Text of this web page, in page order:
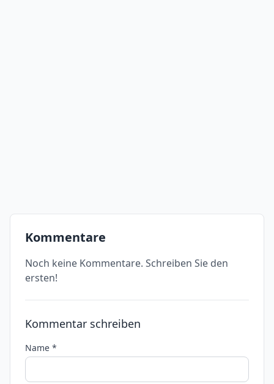
Kommentare
Noch keine Kommentare. Schreiben Sie den
ersten!
Kommentar schreiben
Name *